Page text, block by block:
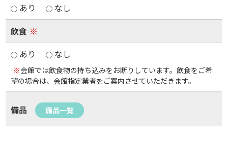
あり
なし
飲食 ※
あり
なし
※会館では飲食物の持ち込みをお断りしています。飲食をご希
望の場合は、会館指定業者をご案内させていただきます。
備品 備品一覧